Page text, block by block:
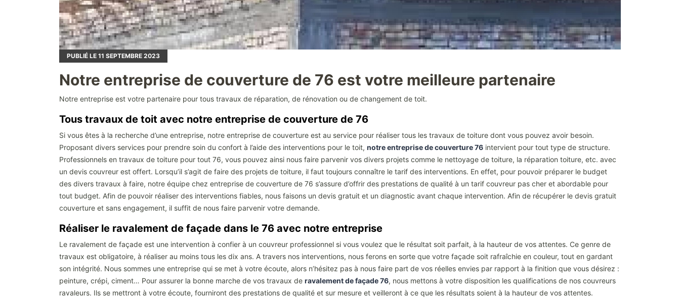
PUBLIÉ LE 11 SEPTEMBRE 2023
Notre entreprise de couverture de 76 est votre meilleure partenaire
Notre entreprise est votre partenaire pour tous travaux de réparation, de rénovation ou de changement de toit.
Tous travaux de toit avec notre entreprise de couverture de 76
Si vous êtes à la recherche d’une entreprise, notre entreprise de couverture est au service pour réaliser tous les travaux de toiture dont vous pouvez avoir besoin.
Proposant divers services pour prendre soin du confort à l’aide des interventions pour le toit, notre entreprise de couverture 76 intervient pour tout type de structure.
Professionnels en travaux de toiture pour tout 76, vous pouvez ainsi nous faire parvenir vos divers projets comme le nettoyage de toiture, la réparation toiture, etc. avec
un devis couvreur est offert. Lorsqu’il s’agit de faire des projets de toiture, il faut toujours connaître le tarif des interventions. En effet, pour pouvoir préparer le budget
des divers travaux à faire, notre équipe chez entreprise de couverture de 76 s’assure d’offrir des prestations de qualité à un tarif couvreur pas cher et abordable pour
tout budget. Afin de pouvoir réaliser des interventions fiables, nous faisons un devis gratuit et un diagnostic avant chaque intervention. Afin de récupérer le devis gratuit
couverture et sans engagement, il suffit de nous faire parvenir votre demande.
Réaliser le ravalement de façade dans le 76 avec notre entreprise
Le ravalement de façade est une intervention à confier à un couvreur professionnel si vous voulez que le résultat soit parfait, à la hauteur de vos attentes. Ce genre de
travaux est obligatoire, à réaliser au moins tous les dix ans. A travers nos interventions, nous ferons en sorte que votre façade soit rafraîchie en couleur, tout en gardant
son intégrité. Nous sommes une entreprise qui se met à votre écoute, alors n’hésitez pas à nous faire part de vos réelles envies par rapport à la finition que vous désirez :
peinture, crépi, ciment… Pour assurer la bonne marche de vos travaux de ravalement de façade 76, nous mettons à votre disposition les qualifications de nos couvreurs
ravaleurs. Ils se mettront à votre écoute, fourniront des prestations de qualité et sur mesure et veilleront à ce que les résultats soient à la hauteur de vos attentes.